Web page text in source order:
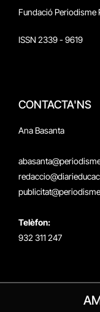
Fundació Periodisme
ISSN 2339 - 9619
CONTACTA'NS
Ana Basanta
Telèfon:
932 311 247